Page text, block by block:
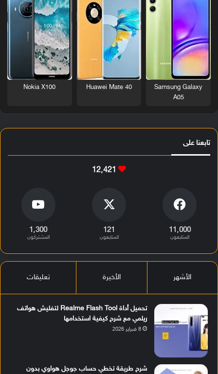
Samsung Galaxy
A05
Huawei Mate 40
Nokia X100
تابعنا على
12٬421
11٬000
المتابعون
121
المتابعون
1٬300
المشتركون
الأشهر الأخيرة تعليقات
تحميل أداة Realme Flash Tool لتفليش هواتف
ريلمي مع شرح كيفية استخدامها
8 فبراير 2026
شرح طريقة تخطي حساب جوجل هواوي بدون